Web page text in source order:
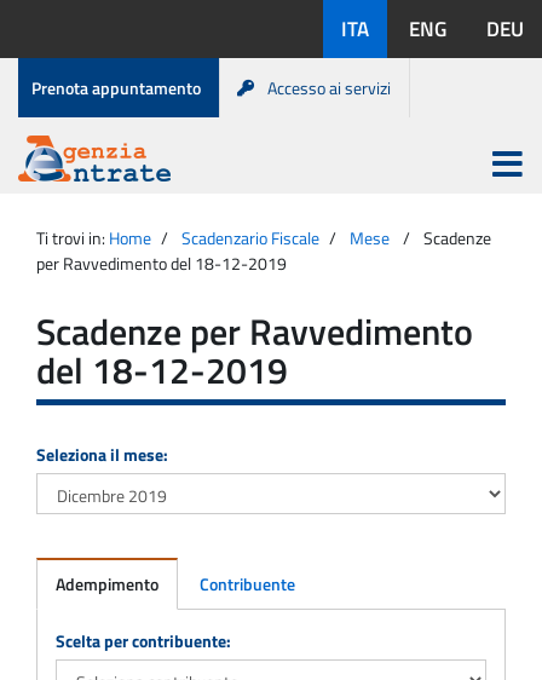
contenuto
disponibili:
ITA ENG DEU
Menu
di
servizio
Prenota appuntamento Accesso ai servizi
Agenzia
Entrate
Apri
menu
principale
Ti trovi in: Home Scadenzario Fiscale Mese
Scadenze
per Ravvedimento del 18-12-2019
Scadenze per Ravvedimento
del 18-12-2019
Seleziona il mese:
Adempimento Contribuente
Adempimento
Scelta per contribuente: